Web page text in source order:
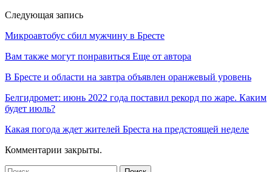
Следующая запись
Микроавтобус сбил мужчину в Бресте
Вам также могут понравиться Еще от автора
В Бресте и области на завтра объявлен оранжевый уровень
Белгидромет: июнь 2022 года поставил рекорд по жаре. Каким
будет июль?
Какая погода ждет жителей Бреста на предстоящей неделе
Комментарии закрыты.